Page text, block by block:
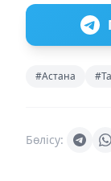
#Астана
Бөлісу: